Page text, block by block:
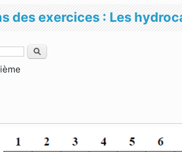
des exercices : Les
de recherche
Rechercher